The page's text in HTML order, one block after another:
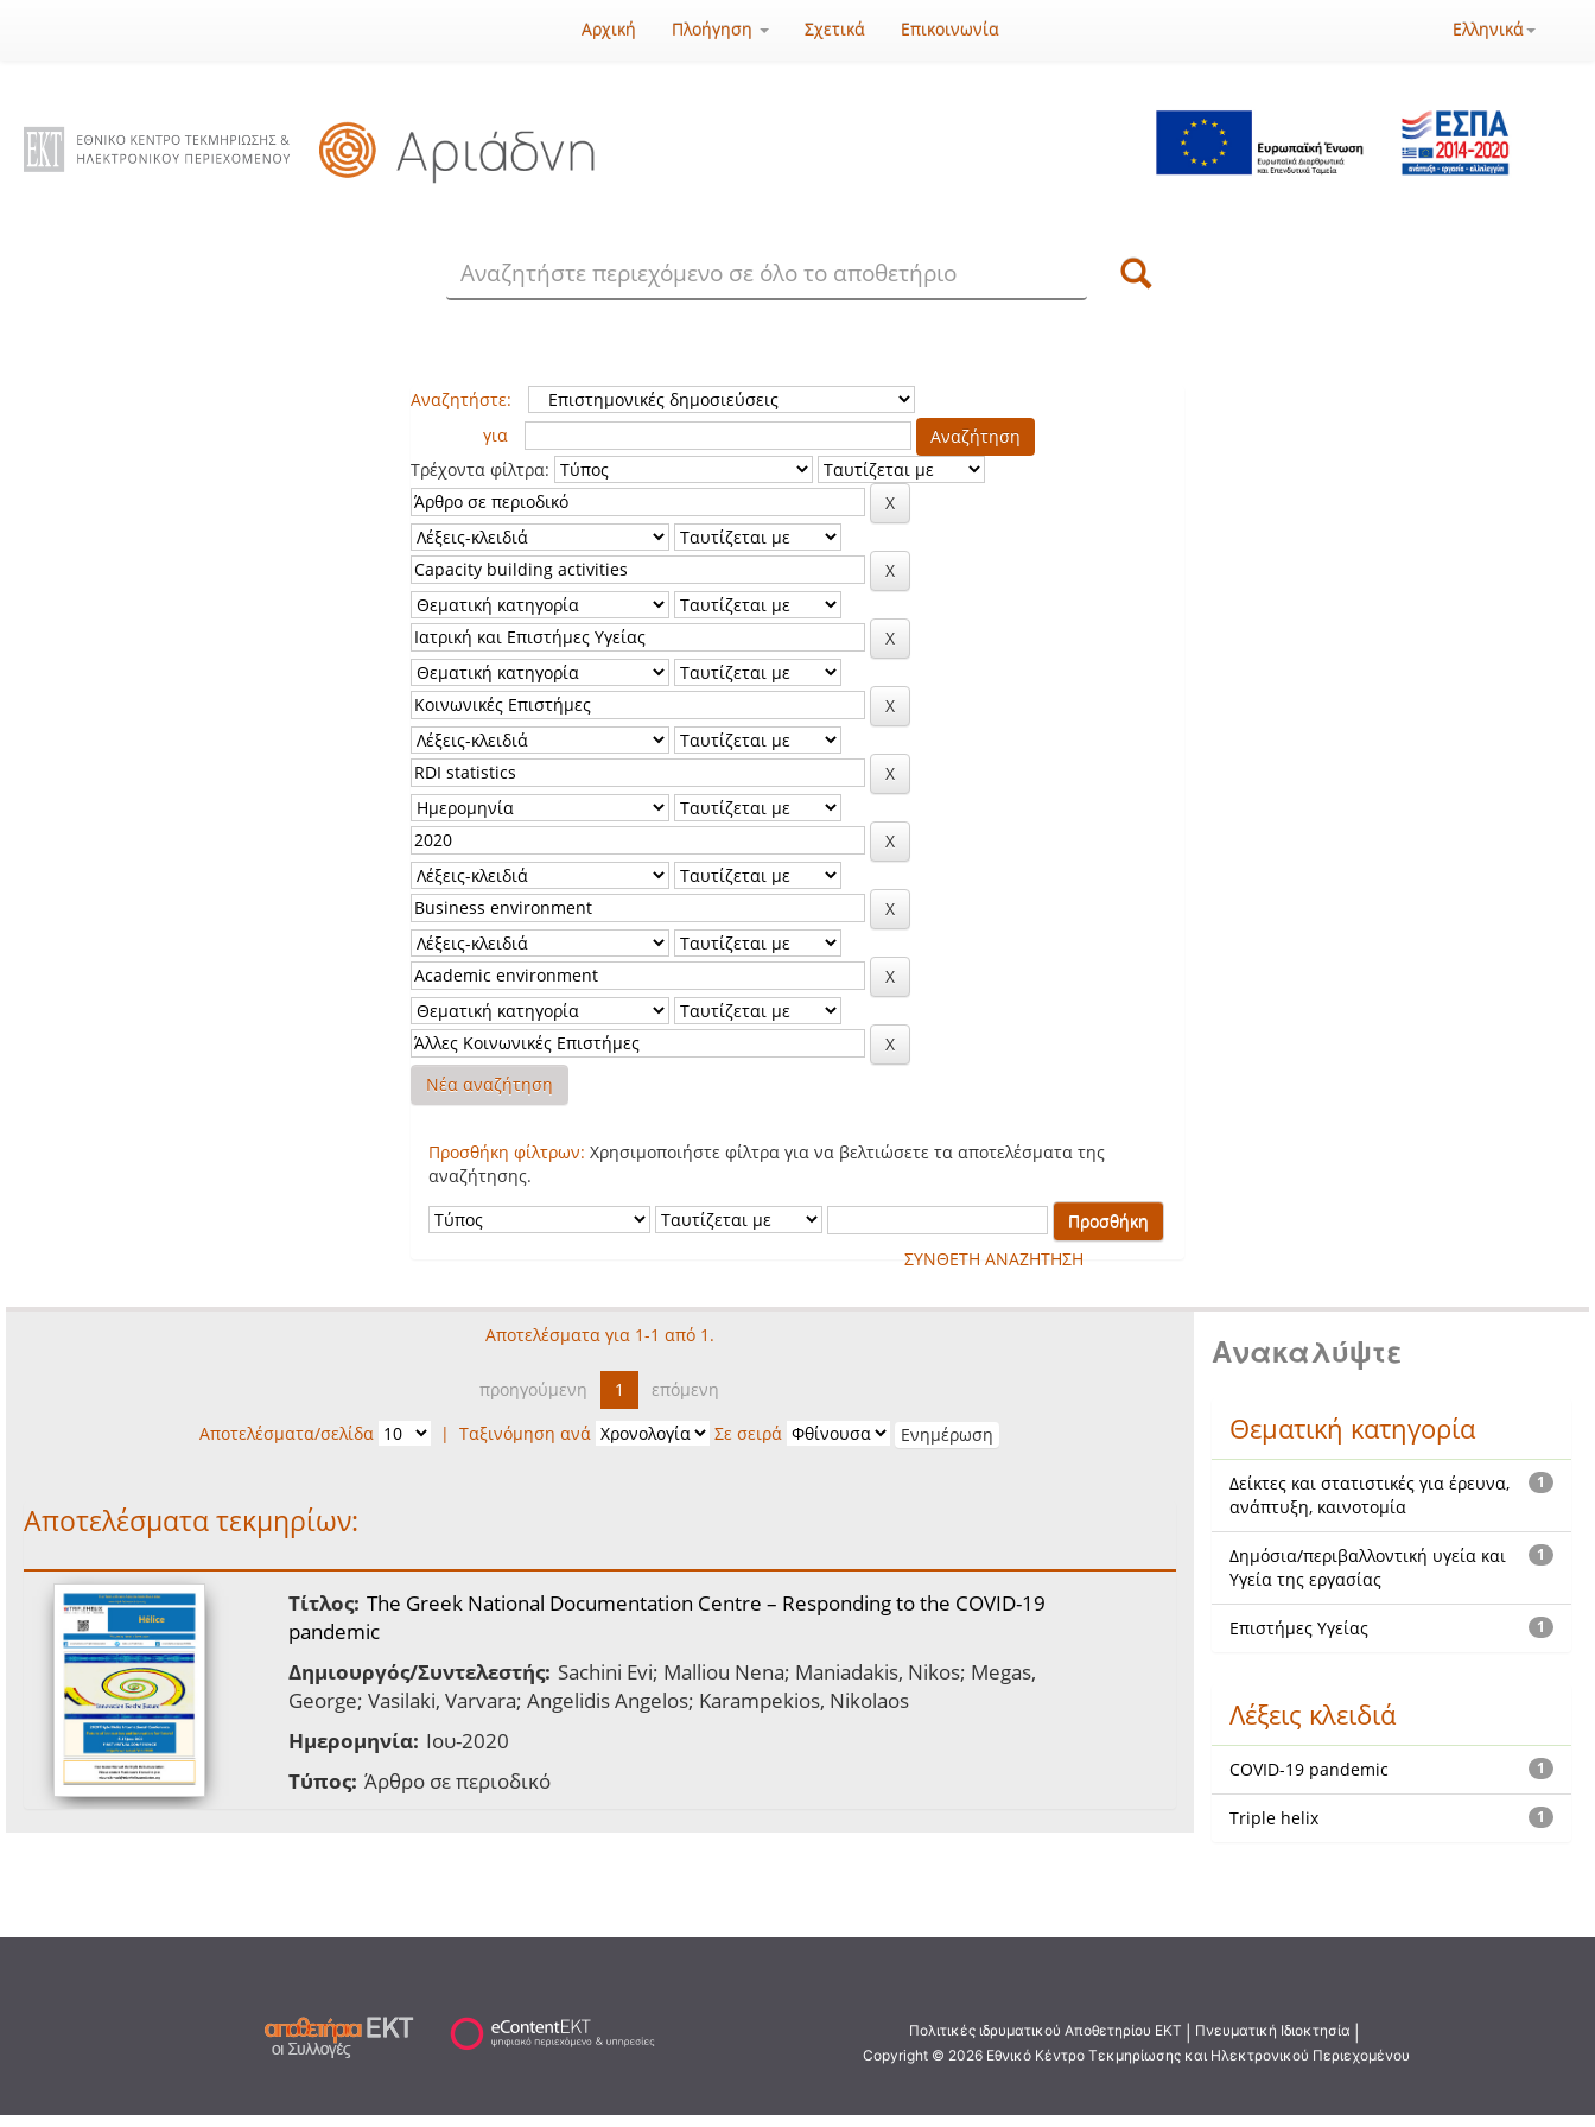
Αρχική Πλοήγηση Σχετικά Επικοινωνία Ελληνικά
Αναζητήστε:
για
Τρέχοντα φίλτρα:
Νέα αναζήτηση
Προσθήκη φίλτρων: Χρησιμοποιήστε φίλτρα για να βελτιώσετε τα αποτελέσματα της
αναζήτησης.
ΣΥΝΘΕΤΗ ΑΝΑΖΗΤΗΣΗ
Αποτελέσματα για 1-1 από 1.
προηγούμενη 1
επόμενη
Αποτελέσματα/σελίδα
|Ταξινόμηση ανά Σε σειρά
Αποτελέσματα τεκμηρίων:
Τίτλος: The Greek National Documentation Centre – Responding to the COVID-19
pandemic
Δημιουργός/Συντελεστής: Sachini Evi; Malliou Nena; Maniadakis, Nikos; Megas,
George; Vasilaki, Varvara; Angelidis Angelos; Karampekios, Nikolaos
Ημερομηνία: Ιου-2020
Τύπος: Άρθρο σε περιοδικό
Ανακαλύψτε
Θεματική κατηγορία
1
Δείκτες και στατιστικές για έρευνα,
ανάπτυξη, καινοτομία
1
Δημόσια/περιβαλλοντική υγεία και
Υγεία της εργασίας
1
Επιστήμες Υγείας
Λέξεις κλειδιά
1
COVID-19 pandemic
1
Triple helix